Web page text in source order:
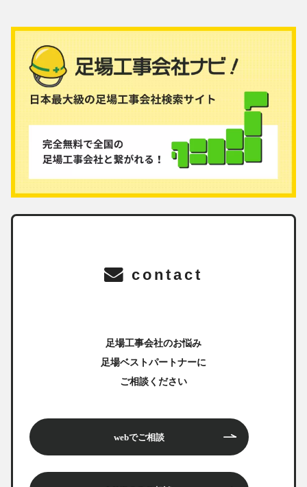
contact
足場工事会社のお悩み
足場ベストパートナーに
ご相談ください
webでご相談